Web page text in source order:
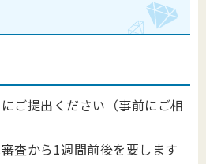
ご提出ください（事前にご相
査から1週間前後を要します